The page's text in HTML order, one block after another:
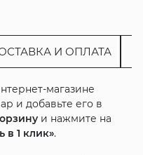
И ОПЛАТА
магазине
и добавьте его в
и нажмите на
в 1 клик».